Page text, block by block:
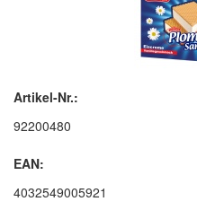
Artikel-Nr.:
92200480
EAN:
4032549005921